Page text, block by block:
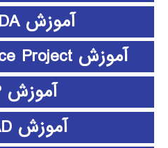
آموزش MAXQDA
آموزش Microsoft Office Project
آموزش PHP
آموزش PSCAD